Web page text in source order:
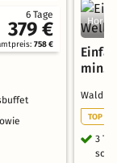
6 Tage
379 €
758 €
Horn-
min.
TOP
3